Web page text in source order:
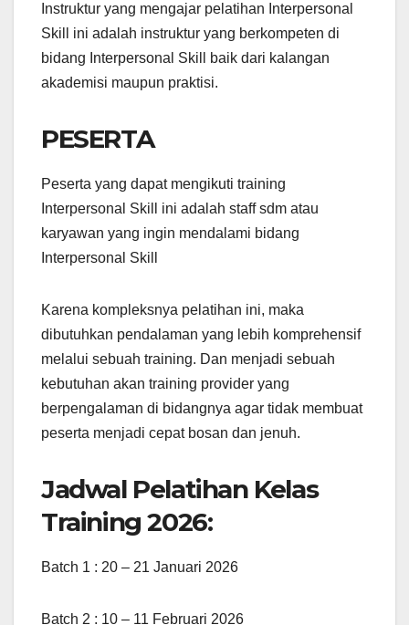
Instruktur yang mengajar pelatihan Interpersonal
Skill ini adalah instruktur yang berkompeten di
bidang Interpersonal Skill baik dari kalangan
akademisi maupun praktisi.
PESERTA
Peserta yang dapat mengikuti training
Interpersonal Skill ini adalah staff sdm atau
karyawan yang ingin mendalami bidang
Interpersonal Skill
Karena kompleksnya pelatihan ini, maka
dibutuhkan pendalaman yang lebih komprehensif
melalui sebuah training. Dan menjadi sebuah
kebutuhan akan training provider yang
berpengalaman di bidangnya agar tidak membuat
peserta menjadi cepat bosan dan jenuh.
Jadwal Pelatihan Kelas
Training 2026:
Batch 1 : 20 – 21 Januari 2026
Batch 2 : 10 – 11 Februari 2026